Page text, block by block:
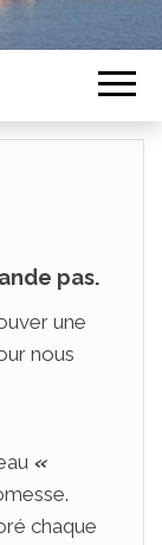
pas.
une
nous
«
chaque